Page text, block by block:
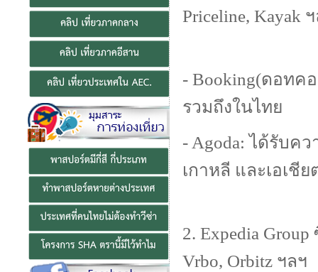
Priceline, Kayak
- Booking(ดอทค
รวมถึงในไทย
- Agoda: ได้รับค
เกาหลี และเอเชี
2. Expedia
Vrbo, Orbitz ฯลฯ